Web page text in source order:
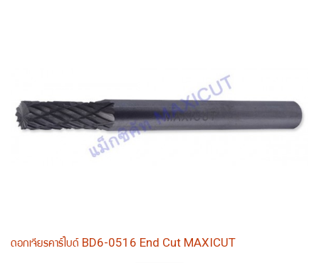
ดอกเจียรคาร์ไบด์ BD6-0516 End Cut MAXICUT